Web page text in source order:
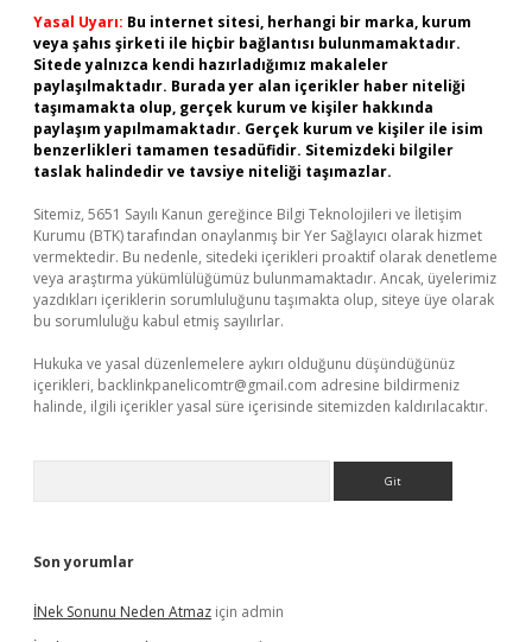
Yasal Uyarı: Bu internet sitesi, herhangi bir marka, kurum
veya şahıs şirketi ile hiçbir bağlantısı bulunmamaktadır.
Sitede yalnızca kendi hazırladığımız makaleler
paylaşılmaktadır. Burada yer alan içerikler haber niteliği
taşımamakta olup, gerçek kurum ve kişiler hakkında
paylaşım yapılmamaktadır. Gerçek kurum ve kişiler ile isim
benzerlikleri tamamen tesadüfidir. Sitemizdeki bilgiler
taslak halindedir ve tavsiye niteliği taşımazlar.
Sitemiz, 5651 Sayılı Kanun gereğince Bilgi Teknolojileri ve İletişim
Kurumu (BTK) tarafından onaylanmış bir Yer Sağlayıcı olarak hizmet
vermektedir. Bu nedenle, sitedeki içerikleri proaktif olarak denetleme
veya araştırma yükümlülüğümüz bulunmamaktadır. Ancak, üyelerimiz
yazdıkları içeriklerin sorumluluğunu taşımakta olup, siteye üye olarak
bu sorumluluğu kabul etmiş sayılırlar.
Hukuka ve yasal düzenlemelere aykırı olduğunu düşündüğünüz
içerikleri, backlinkpanelicomtr@gmail.com adresine bildirmeniz
halinde, ilgili içerikler yasal süre içerisinde sitemizden kaldırılacaktır.
Son yorumlar
İNek Sonunu Neden Atmaz için admin